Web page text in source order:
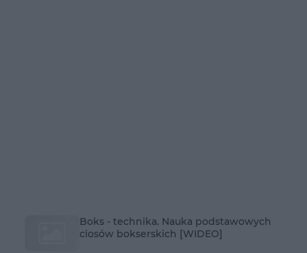
Boks - technika. Nauka podstawowych
ciosów bokserskich [WIDEO]